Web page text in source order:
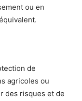
ou en
de
agricoles ou
des risques et de